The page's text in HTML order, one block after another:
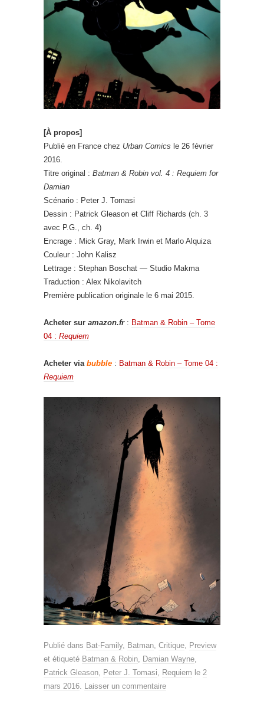
[À propos]
Publié en France chez Urban Comics le 26 février
2016.
Titre original : Batman & Robin vol. 4 : Requiem for
Damian
Scénario : Peter J. Tomasi
Dessin : Patrick Gleason et Cliff Richards (ch. 3
avec P.G., ch. 4)
Encrage : Mick Gray, Mark Irwin et Marlo Alquiza
Couleur : John Kalisz
Lettrage : Stephan Boschat — Studio Makma
Traduction : Alex Nikolavitch
Première publication originale le 6 mai 2015.
Acheter sur amazon.fr: Batman & Robin – Tome
04 : Requiem
Acheter via bubble : Batman & Robin – Tome 04 :
Requiem
Publié dans Bat-Family, Batman Critique
Preview
et étiqueté Batman & Robin Damian Wayne
Patrick Gleason
Peter J. Tomasi Requiem le 2
mars 2016
Laisser un commentaire